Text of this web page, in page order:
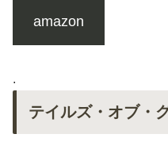
amazon
.
テイルズ・オブ・